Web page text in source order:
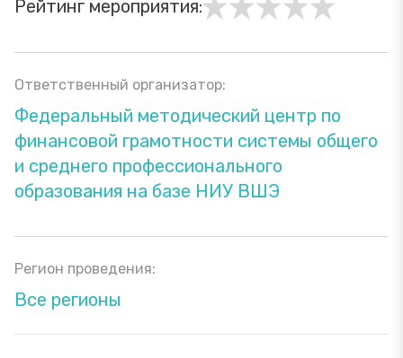
Рейтинг мероприятия:
Ответственный организатор:
Федеральный методический центр по
финансовой грамотности системы общего
и среднего профессионального
образования на базе НИУ ВШЭ
Регион проведения:
Все регионы